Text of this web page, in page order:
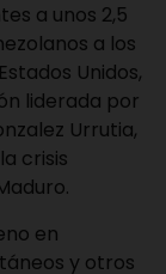
a unos 2,5
a los
Unidos,
liderada por
Urrutia,
crisis
en
y otros